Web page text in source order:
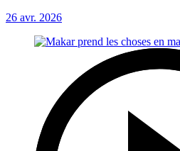
26 avr. 2026